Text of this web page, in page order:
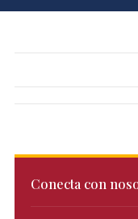
Conecta con